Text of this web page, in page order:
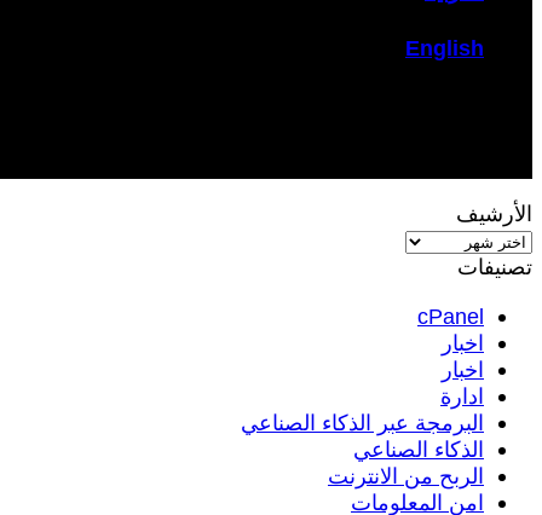
English
الأرشيف
الأرشيف
تصنيفات
cPanel
اخبار
اخبار
ادارة
البرمجة عبر الذكاء الصناعي
الذكاء الصناعي
الربح من الانترنت
امن المعلومات